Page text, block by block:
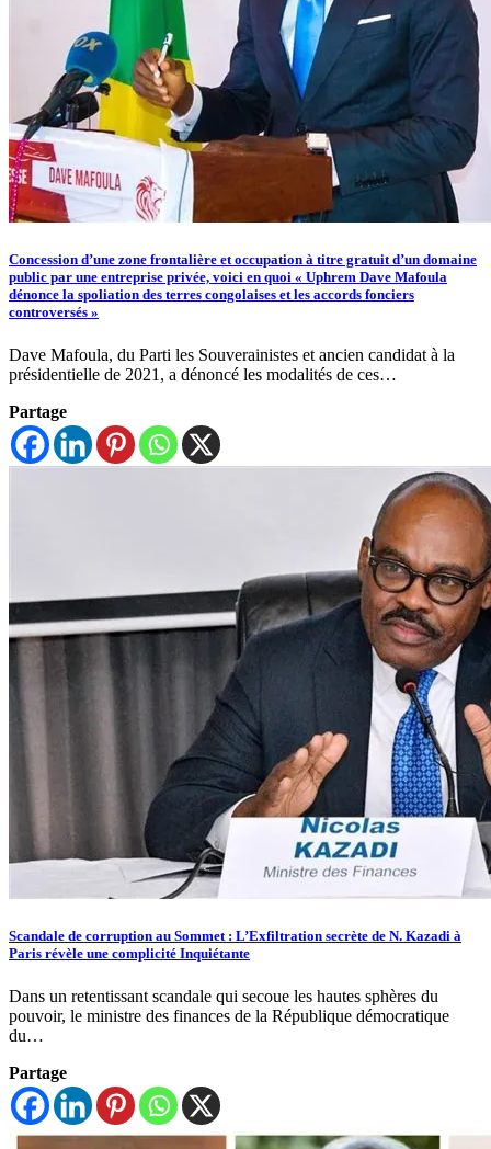
Concession d’une zone frontalière et occupation à titre gratuit d’un domaine
public par une entreprise privée, voici en quoi « Uphrem Dave Mafoula
dénonce la spoliation des terres congolaises et les accords fonciers
controversés »
Dave Mafoula, du Parti les Souverainistes et ancien candidat à la
présidentielle de 2021, a dénoncé les modalités de ces…
Partage
Scandale de corruption au Sommet : L’Exfiltration secrète de N. Kazadi à
Paris révèle une complicité Inquiétante
Dans un retentissant scandale qui secoue les hautes sphères du
pouvoir, le ministre des finances de la République démocratique
du…
Partage